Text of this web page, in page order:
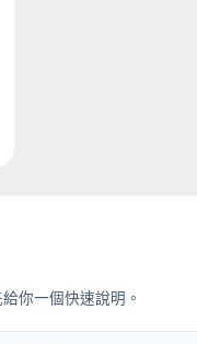
你一個快速說明。